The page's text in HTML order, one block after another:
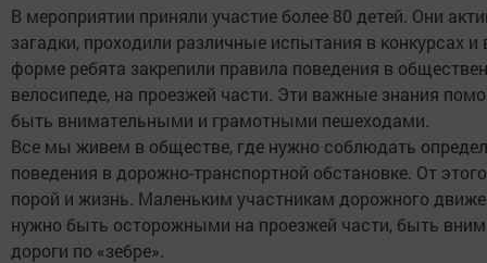
В мероприятии приняли участие более 80 детей. Они
загадки, проходили различные испытания в конкурсах и
форме ребята закрепили правила поведения в
велосипеде, на проезжей части. Эти важные знания
быть внимательными и грамотными пешеходами.
Все мы живем в обществе, где нужно соблюдать
поведения в дорожно-транспортной обстановке. От
порой и жизнь. Маленьким участникам дорожного
нужно быть осторожными на проезжей части, быть
дороги по «зебре».